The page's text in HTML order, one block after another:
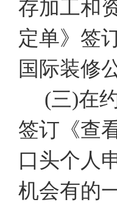
存加工和
定单》签
国际装修
(三)在
签订《查
口头个人
机会有的